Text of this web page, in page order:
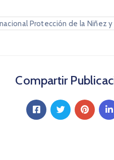
Protección de la Niñez
Compartir